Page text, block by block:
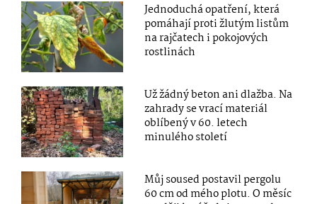
Jednoduchá opatření, která
pomáhají proti žlutým listům
na rajčatech i pokojových
rostlinách
Už žádný beton ani dlažba. Na
zahrady se vrací materiál
oblíbený v 60. letech
minulého století
Můj soused postavil pergolu
60 cm od mého plotu. O měsíc